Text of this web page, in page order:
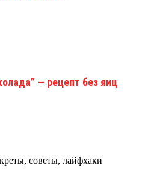
— рецепт без яиц
советы, лайфхаки